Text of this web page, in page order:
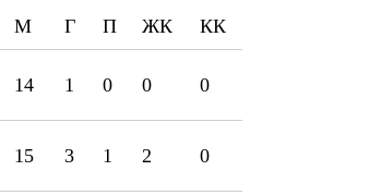
М Г П ЖК КК
14 1 0 0 0
15 3 1 2 0